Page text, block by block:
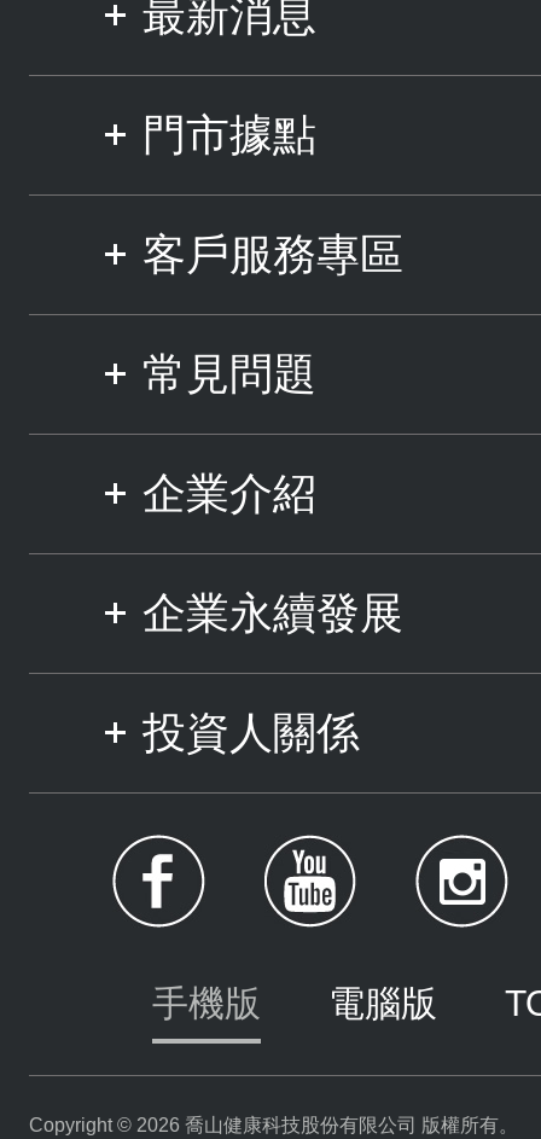
最新消息
門市據點
客戶服務專區
常見問題
企業介紹
企業永續發展
投資人關係
手機版 電腦版
Copyright © 2026 喬山健康科技股份有限公司 版權所有。